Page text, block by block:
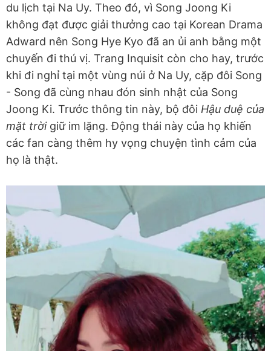
du lịch tại Na Uy. Theo đó, vì Song Joong Ki
không đạt được giải thưởng cao tại Korean Drama
Adward nên Song Hye Kyo đã an ủi anh bằng một
chuyến đi thú vị. Trang Inquisit còn cho hay, trước
khi đi nghỉ tại một vùng núi ở Na Uy, cặp đôi Song
- Song đã cùng nhau đón sinh nhật của Song
Joong Ki. Trước thông tin này, bộ đôi Hậu duệ của
mặt trời giữ im lặng. Động thái này của họ khiến
các fan càng thêm hy vọng chuyện tình cảm của
họ là thật.